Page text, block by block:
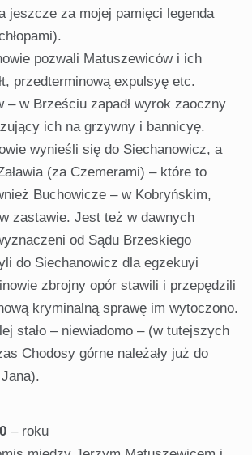
jeszcze za mojej pamięci legenda
pozwali Matuszewiców i ich
przedterminową expulsyę etc.
– w Brześciu zapadł wyrok zaoczny
ich na grzywny i bannicyę.
wynieśli się do Siechanowicz, a
(za Czemerami) – które to
Buchowicze – w Kobryńskim,
zastawie. Jest też w dawnych
od Sądu Brzeskiego
do Siechanowicz dla egzekuyi
zbrojny opór stawili i przepędzili
kryminalną sprawę im wytoczono.
stało – niewiadomo – (w tutejszych
Chodosy górne należały już do
– roku